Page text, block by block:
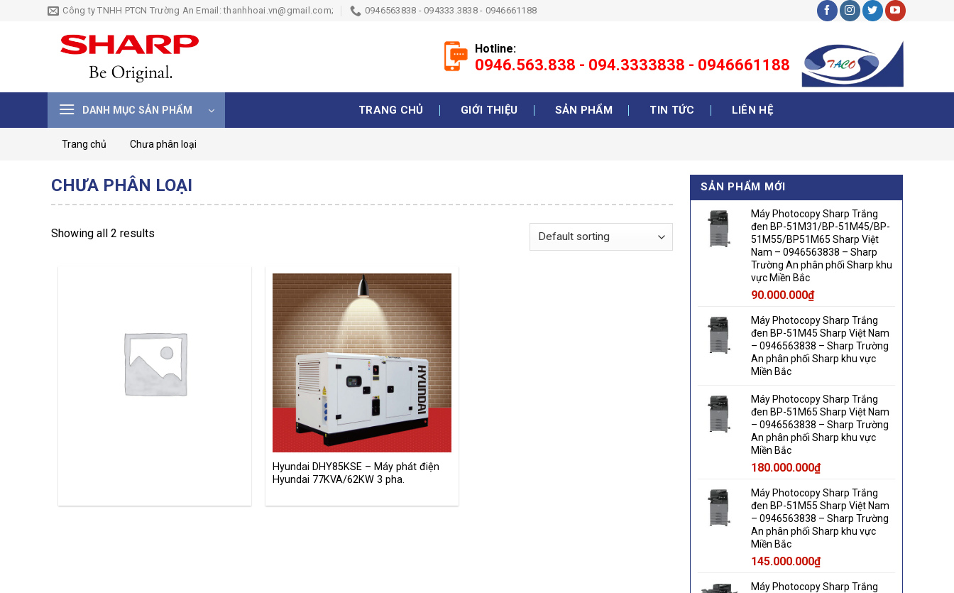
Công ty TNHH PTCN Trường An Email: thanhhoai.vn@gmail.com; 0946563838 - 094333.3838 - 0946661188
Hotline:
0946.563.838 - 094.3333838 - 0946661188
DANH MỤC SẢN PHẨM TRANG CHỦ GIỚI THIỆU SẢN PHẨM TIN TỨC LIÊN HỆ
Trang chủ Chưa phân loại
CHƯA PHÂN LOẠI
Showing all 2 results
Hyundai DHY85KSE – Máy phát điện
Hyundai 77KVA/62KW 3 pha.
SẢN PHẨM MỚI
Máy Photocopy Sharp Trắng
đen BP-51M31/BP-51M45/BP-
51M55/BP51M65 Sharp Việt
Nam – 0946563838 – Sharp
Trường An phân phối Sharp khu
vực Miền Bắc
90.000.000₫
Máy Photocopy Sharp Trắng
đen BP-51M45 Sharp Việt Nam
– 0946563838 – Sharp Trường
An phân phối Sharp khu vực
Miền Bắc
Máy Photocopy Sharp Trắng
đen BP-51M65 Sharp Việt Nam
– 0946563838 – Sharp Trường
An phân phối Sharp khu vực
Miền Bắc
180.000.000₫
Máy Photocopy Sharp Trắng
đen BP-51M55 Sharp Việt Nam
– 0946563838 – Sharp Trường
An phân phối Sharp khu vực
Miền Bắc
145.000.000₫
Máy Photocopy Sharp Trắng